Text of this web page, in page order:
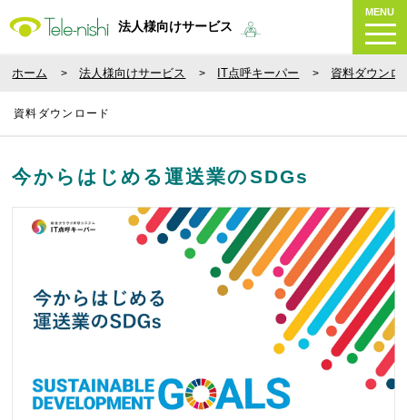
法人様向けサービス
MENU
ホーム 法人様向けサービス IT点呼キーパー 資料ダウンロ
資料ダウンロード
今からはじめる運送業のSDGs